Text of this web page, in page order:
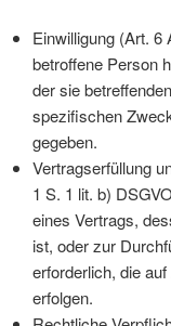
Einwilligung (Art. 6
betroffene Person
der sie
spezifischen
gegeben.
Vertragserfüllung
1 S. 1 lit. b)
eines Vertrags,
ist, oder zur
erforderlich, die
erfolgen.